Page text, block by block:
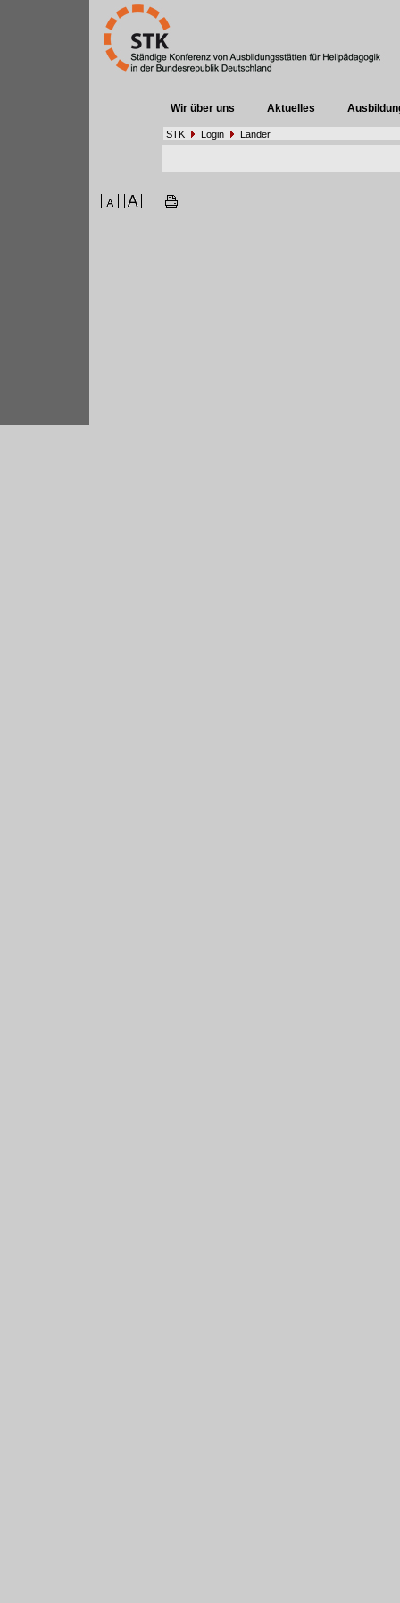
Wir über uns Aktuelles
STK Login Länder